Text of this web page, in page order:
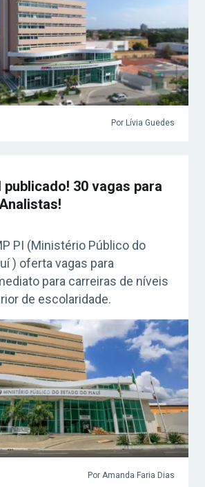
Por Lívia Guedes
publicado! 30 vagas para
PI (Ministério Público do
) oferta vagas para
para carreiras de níveis
de escolaridade.
Por Amanda Faria Dias